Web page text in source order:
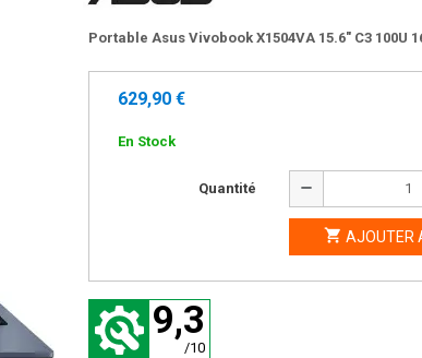
Portable Asus Vivobook X1504VA 15.6" C3 100U
629,90 €
En Stock
Quantité remove
 AJOUTER
9,3
/10